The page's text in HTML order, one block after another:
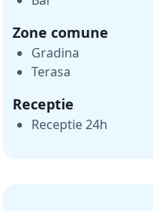
Zone comune
Gradina
Terasa
Receptie
Receptie 24h